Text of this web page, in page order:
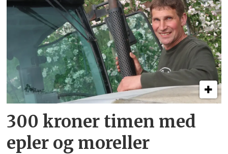
300 kroner timen med
epler og moreller